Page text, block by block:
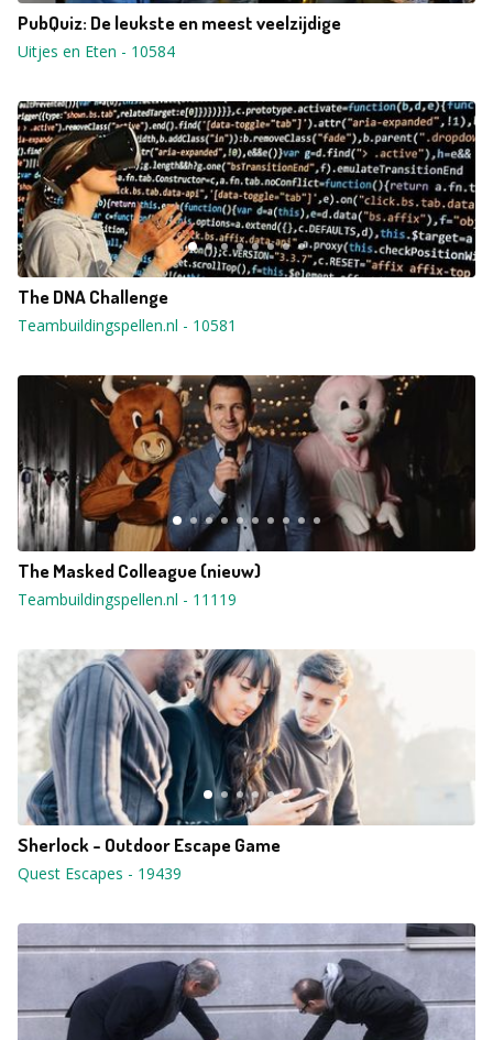
PubQuiz: De leukste en meest veelzijdige
Uitjes en Eten - 10584
The DNA Challenge
Teambuildingspellen.nl - 10581
The Masked Colleague (nieuw)
Teambuildingspellen.nl - 11119
Sherlock - Outdoor Escape Game
Quest Escapes - 19439